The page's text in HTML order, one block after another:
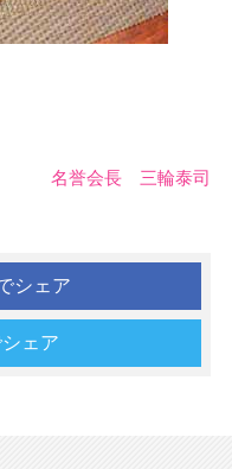
名誉会長 三輪泰司
シェア
ェア